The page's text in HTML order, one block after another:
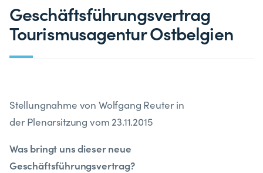
Geschäftsführungsvertrag
Tourismusagentur Ostbelgien
Stellungnahme von Wolfgang Reuter in
der Plenarsitzung vom 23.11.2015
Was bringt uns dieser neue
Geschäftsführungsvertrag?